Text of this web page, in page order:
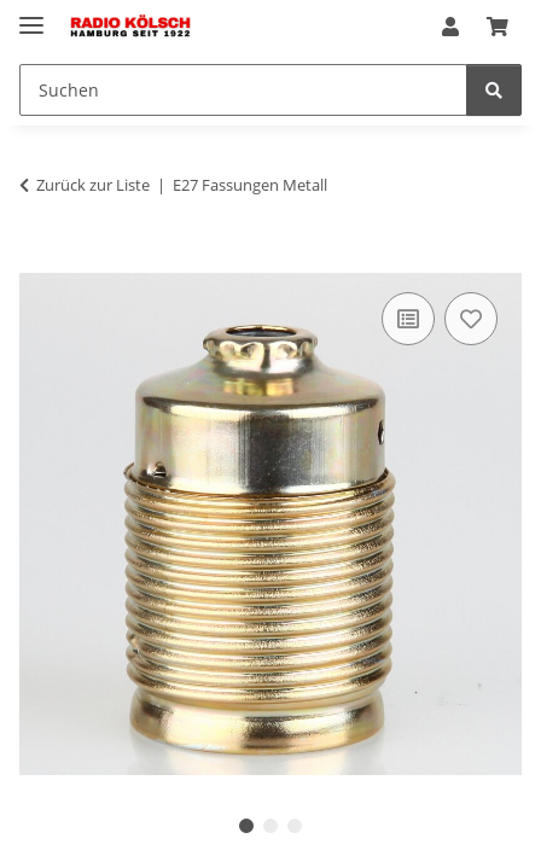
Zurück zur Liste E27 Fassungen Metall